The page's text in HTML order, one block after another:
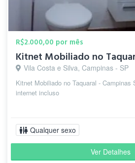
R$2.000,00 por mês
Vila Costa e Silva, Campinas - SP
Kitnet Mobiliado no Taquaral - Campinas
internet incluso
Qualquer sexo
Ver Detalhes